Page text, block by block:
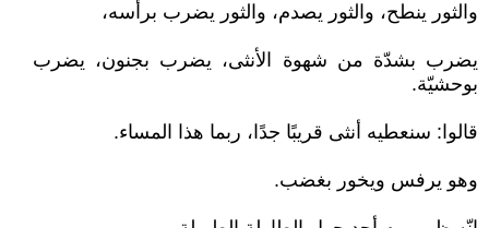
والثور ينطح، والثور يصدم، والثور يضرب برأسه،
يضرب بشدّة من شهوة الأنثى، يضرب بجنون، يضرب
بوحشيّة.
قالوا: سنعطيه أنثى قريبًا جدًا، ربما هذا المساء.
وهو يرفس ويخور بغضب.